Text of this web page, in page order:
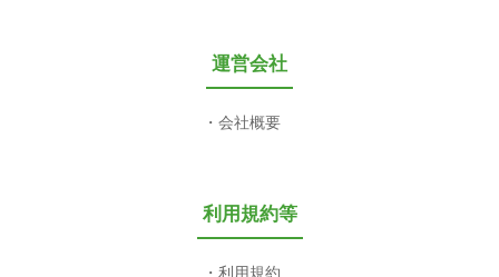
運営会社
会社概要
利用規約等
利用規約